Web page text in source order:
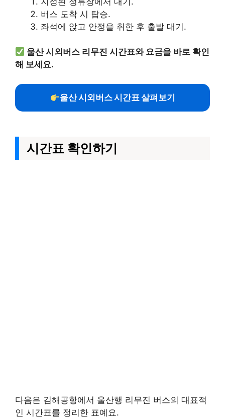
버스 도착 시 탑승.
좌석에 앉고 안정을 취한 후 출발 대기.
울산 시외버스 리무진 시간표와 요금을 바로 확인
해 보세요.
울산 시외버스 시간표 살펴보기
시간표 확인하기
다음은 김해공항에서 울산행 리무진 버스의 대표적
인 시간표를 정리한 표예요.